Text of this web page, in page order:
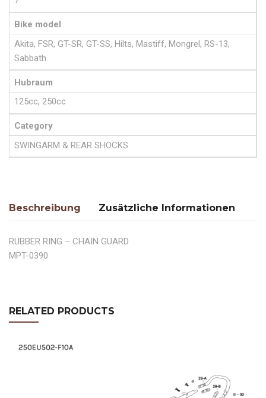
Bike model
Akita, FSR, GT-SR, GT-SS, Hilts, Mastiff, Mongrel, RS-13,
Sabbath
Hubraum
125cc, 250cc
Category
SWINGARM & REAR SHOCKS
Beschreibung Zusätzliche Informationen
RUBBER RING – CHAIN GUARD
MPT-0390
RELATED PRODUCTS